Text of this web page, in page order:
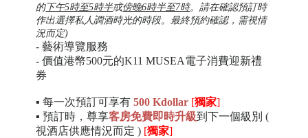
的下午5時至5時半或傍晚6時半至7時。請在確認預訂時
作出選擇私人調酒時光的時段。最終預約確認，需視情
況而定)
- 藝術導覽服務
- 價值港幣500元的K11 MUSEA電子消費迎新禮
券
▪ 每一次預訂可享有500 Kdollar [獨家]
▪ 預訂時，尊享客房免費即時升級到下一個級別 (
視酒店供應情況而定 ) [獨家]